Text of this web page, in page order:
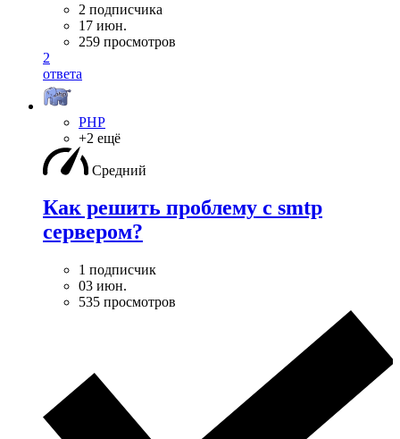
2 подписчика
17 июн.
259 просмотров
2
ответа
PHP
+2 ещё
Средний
Как решить проблему с smtp
сервером?
1 подписчик
03 июн.
535 просмотров